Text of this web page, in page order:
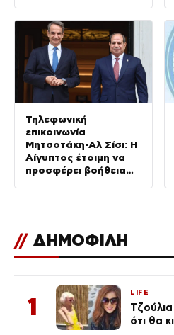
Τηλεφωνική
επικοινωνία
Μητσοτάκη-Αλ Σίσι: Η
Αίγυπτος έτοιμη να
προσφέρει βοήθεια
// ΔΗΜΟΦΙΛΗ
1
LIFE
ότι θα